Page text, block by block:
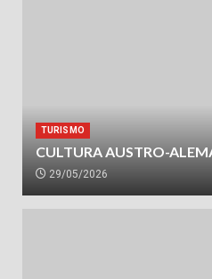
TURISMO
CULTURA AUSTRO-
29/05/2026